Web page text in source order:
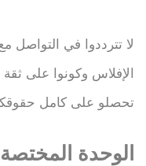
لا تترددوا في التواصل
الإفلاس وكونوا على
تحصلو على كامل
الوحدة